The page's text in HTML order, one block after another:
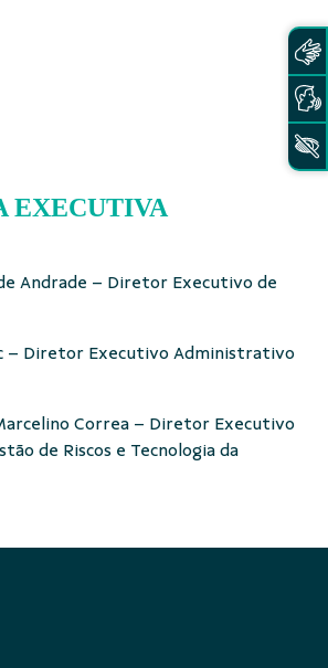
EXECUTIVA
Andrade – Diretor Executivo de
– Diretor Executivo Administrativo
Correa – Diretor Executivo
de Riscos e Tecnologia da